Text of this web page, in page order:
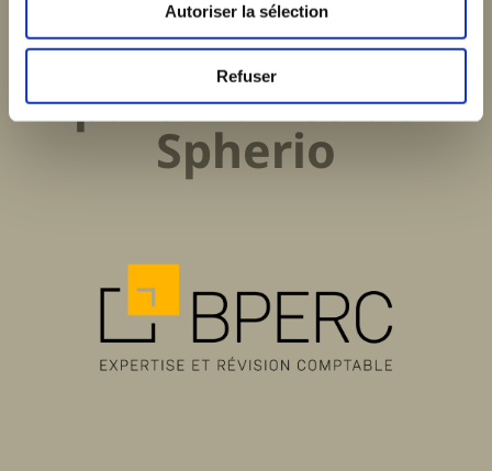
Autoriser la sélection
Refuser
Les marques et
partenaires de
Spherio